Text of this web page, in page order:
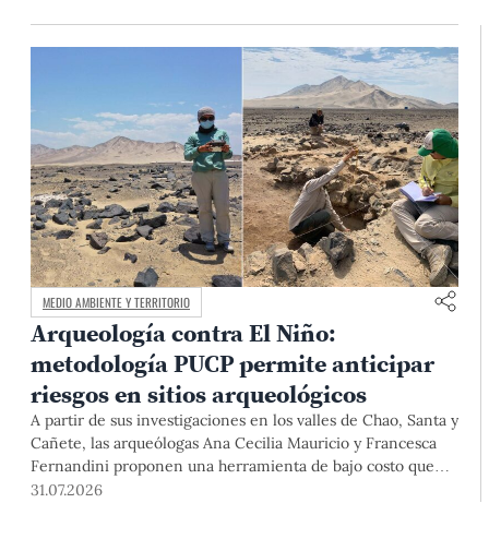
MEDIO AMBIENTE Y TERRITORIO
Arqueología contra El Niño:
metodología PUCP permite anticipar
riesgos en sitios arqueológicos
A partir de sus investigaciones en los valles de Chao, Santa y
Cañete, las arqueólogas Ana Cecilia Mauricio y Francesca
Fernandini proponen una herramienta de bajo costo que
combina datos abiertos, mapas, sistemas de información
31.07.2026